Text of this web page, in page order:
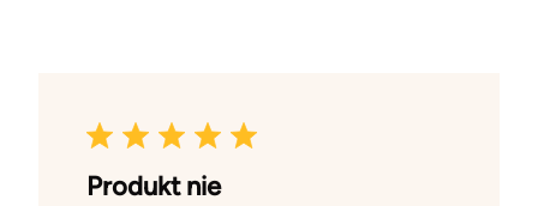
Produkt nie